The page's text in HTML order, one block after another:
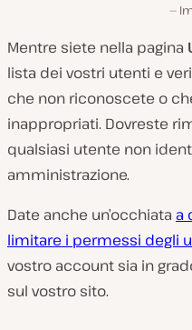
Mentre siete nella pagina
lista dei vostri utenti e
che non riconoscete o
inappropriati. Dovreste
qualsiasi utente non
amministrazione.
Date anche un’occhiata a
limitare i permessi degli
vostro account sia in
sul vostro sito.